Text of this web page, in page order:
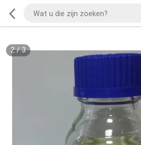
2/3